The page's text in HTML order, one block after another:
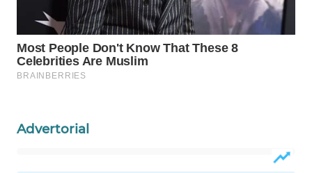
Advertorial
WAHANA
UMKM
WAHANA
SELEB
PERSONA